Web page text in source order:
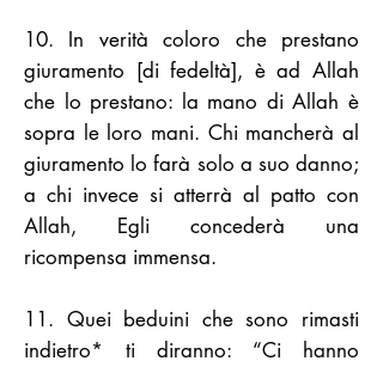
10. In verità coloro che prestano
giuramento [di fedeltà], è ad Allah
che lo prestano: la mano di Allah è
sopra le loro mani. Chi mancherà al
giuramento lo farà solo a suo danno;
a chi invece si atterrà al patto con
Allah, Egli concederà una
ricompensa immensa.
11. Quei beduini che sono rimasti
indietro* ti diranno: “Ci hanno